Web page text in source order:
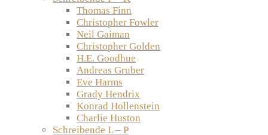
Thomas Finn
Christopher Fowler
Neil Gaiman
Christopher Golden
H.E. Goodhue
Andreas Gruber
Eve Harms
Grady Hendrix
Konrad Hollenstein
Charlie Huston
Schreibende L – P